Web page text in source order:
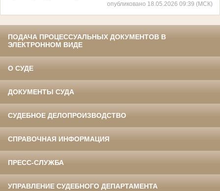
опубликовано 18.05.2026 09:39 (МСК)
ПОДАЧА ПРОЦЕССУАЛЬНЫХ ДОКУМЕНТОВ В
ЭЛЕКТРОННОМ ВИДЕ
О СУДЕ
ДОКУМЕНТЫ СУДА
СУДЕБНОЕ ДЕЛОПРОИЗВОДСТВО
СПРАВОЧНАЯ ИНФОРМАЦИЯ
ПРЕСС-СЛУЖБА
УПРАВЛЕНИЕ СУДЕБНОГО ДЕПАРТАМЕНТА